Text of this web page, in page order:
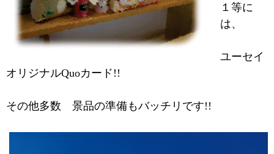
１等に
は、
ユーセイ
オリジナルQuoカード!!
その他多数 景品の準備もバッチリです!!